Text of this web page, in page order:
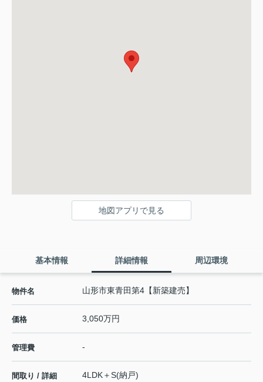
地図アプリで見る
基本情報 詳細情報 周辺環境
物件名 山形市東青田第4【新築建売】
価格 3,050万円
管理費 -
間取り / 詳細
4LDK＋S(納戸)